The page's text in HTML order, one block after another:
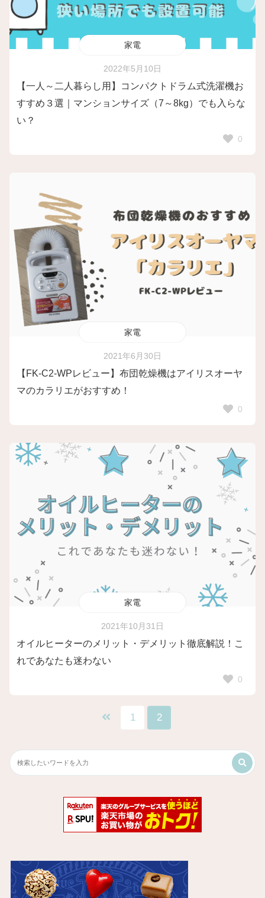
家電
2022年5月10日
【一人～二人暮らし用】コンパクトドラム式洗濯機お
すすめ３選｜マンションサイズ（7～8kg）でも入らな
い？
0
家電
2021年6月30日
【FK-C2-WPレビュー】布団乾燥機はアイリスオーヤ
マのカラリエがおすすめ！
0
家電
2021年10月31日
オイルヒーターのメリット・デメリット徹底解説！こ
れであなたも迷わない
0
1 2